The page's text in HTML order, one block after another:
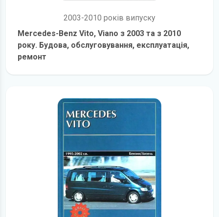
2003-2010 років випуску
Mercedes-Benz Vito, Viano з 2003 та з 2010
року. Будова, обслуговування, експлуатація,
ремонт